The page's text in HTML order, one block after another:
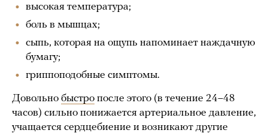
высокая температура;
боль в мышцах;
сыпь, которая на ощупь напоминает наждачную
бумагу;
гриппоподобные симптомы.
Довольно быстро после этого (в течение 24–48
часов) сильно понижается артериальное давление,
учащается сердцебиение и возникают другие